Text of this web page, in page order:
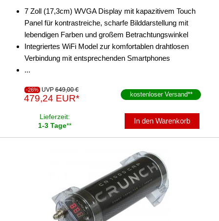
7 Zoll (17,3cm) WVGA Display mit kapazitivem Touch
Panel für kontrastreiche, scharfe Bilddarstellung mit
lebendigen Farben und großem Betrachtungswinkel
Integriertes WiFi Model zur komfortablen drahtlosen
Verbindung mit entsprechenden Smartphones
...
-26% UVP 649,00 €
479,24 EUR* kostenloser Versand**
Lieferzeit:
1-3 Tage**
In den Warenkorb